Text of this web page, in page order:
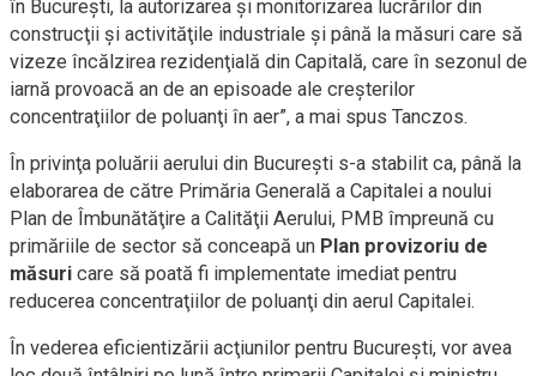
în Bucureşti, la autorizarea şi monitorizarea lucrărilor din
construcţii şi activităţile industriale şi până la măsuri care să
vizeze încălzirea rezidenţială din Capitală, care în sezonul de
iarnă provoacă an de an episoade ale creşterilor
concentraţiilor de poluanţi în aer”, a mai spus Tanczos.
În privinţa poluării aerului din Bucureşti s-a stabilit ca, până la
elaborarea de către Primăria Generală a Capitalei a noului
Plan de Îmbunătăţire a Calităţii Aerului, PMB împreună cu
primăriile de sector să conceapă un Plan provizoriu de
măsuri care să poată fi implementate imediat pentru
reducerea concentraţiilor de poluanţi din aerul Capitalei.
În vederea eficientizării acţiunilor pentru Bucureşti, vor avea